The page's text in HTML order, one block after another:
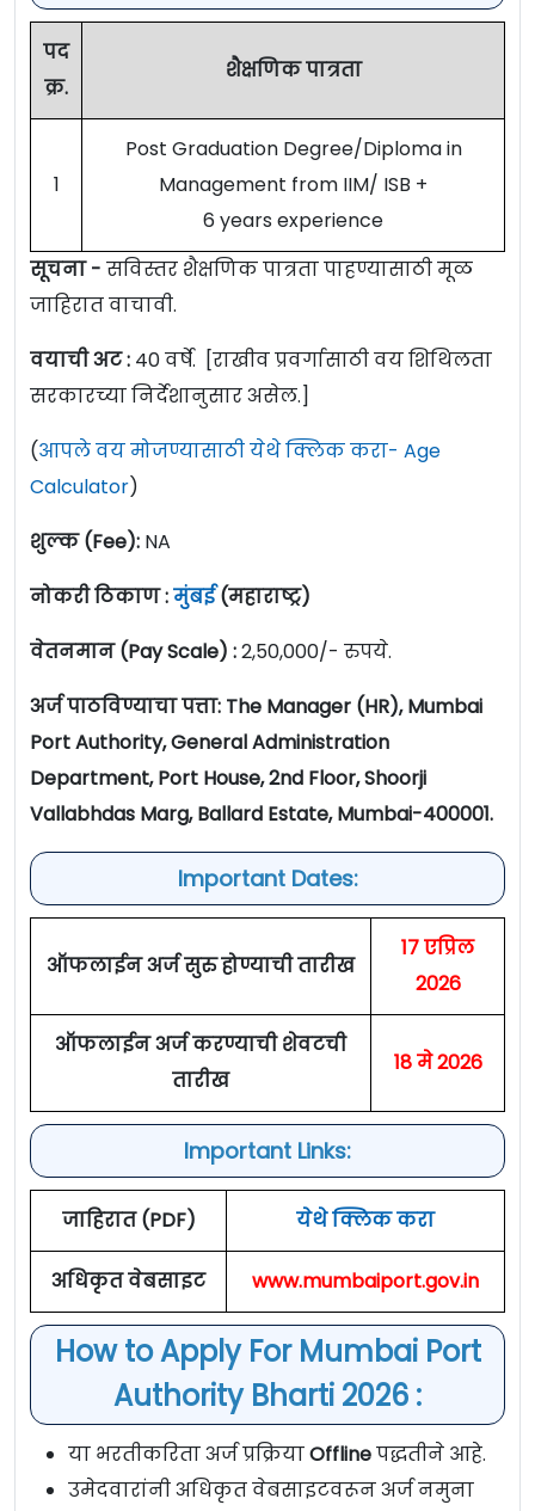
पद
क्र.
शैक्षणिक पात्रता
1
Post Graduation Degree/Diploma in
Management from IIM/ ISB +
6 years experience
सूचना - सविस्तर शैक्षणिक पात्रता पाहण्यासाठी मूळ
जाहिरात वाचावी.
वयाची अट : 40 वर्षे. [राखीव प्रवर्गासाठी वय शिथिलता
सरकारच्या निर्देशानुसार असेल.]
(आपले वय मोजण्यासाठी येथे क्लिक करा- Age
Calculator)
शुल्क (Fee): NA
नोकरी ठिकाण :मुंबई(महाराष्ट्र)
वेतनमान (Pay Scale) :2,50,000/- रुपये.
अर्ज पाठविण्याचा पत्ता: The Manager (HR), Mumbai
Port Authority, General Administration
Department, Port House, 2nd Floor, Shoorji
Vallabhdas Marg, Ballard Estate, Mumbai-400001.
Important Dates:
ऑफलाईन अर्ज सुरु होण्याची तारीख
17 एप्रिल
2026
ऑफलाईन अर्ज करण्याची शेवटची
तारीख
18 मे 2026
Important Links:
जाहिरात (PDF) येथे क्लिक करा
अधिकृत वेबसाइट www.mumbaiport.gov.in
How to Apply For Mumbai Port
Authority Bharti 2026 :
या भरतीकरिता अर्ज प्रक्रियाOfflineपद्धतीने आहे.
उमेदवारांनी अधिकृत वेबसाइटवरून अर्ज नमुना